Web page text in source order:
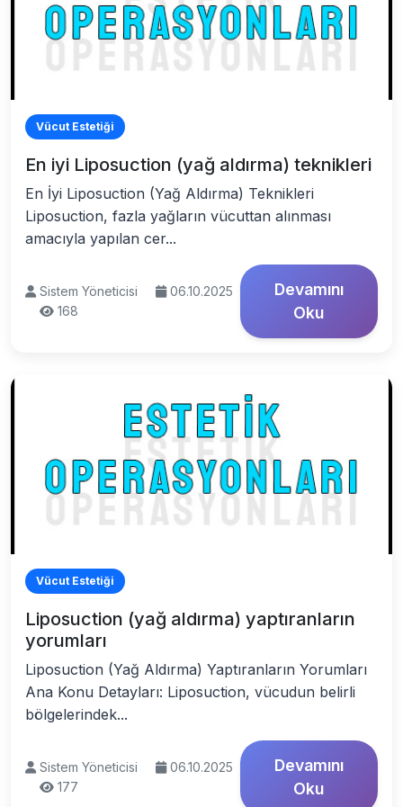
Vücut Estetiği
En iyi Liposuction (yağ aldırma) teknikleri
En İyi Liposuction (Yağ Aldırma) Teknikleri
Liposuction, fazla yağların vücuttan alınması
amacıyla yapılan cer...
Sistem Yöneticisi
06.10.2025
168
Devamını
Oku
Vücut Estetiği
Liposuction (yağ aldırma) yaptıranların
yorumları
Liposuction (Yağ Aldırma) Yaptıranların Yorumları
Ana Konu Detayları: Liposuction, vücudun belirli
bölgelerindek...
Sistem Yöneticisi
06.10.2025
177
Devamını
Oku